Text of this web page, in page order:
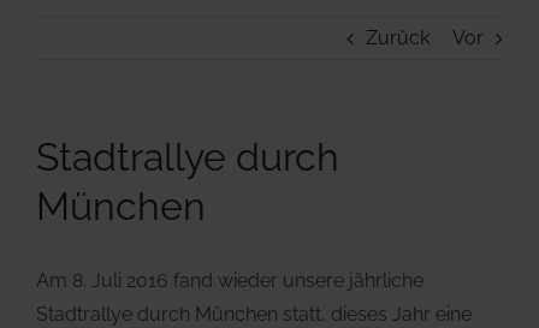
Zurück Vor
Stadtrallye durch
München
Am 8. Juli 2016 fand wieder unsere jährliche
Stadtrallye durch München statt, dieses Jahr eine